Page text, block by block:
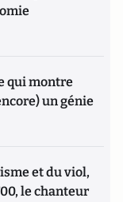
qui montre
un génie
et du viol,
le chanteur